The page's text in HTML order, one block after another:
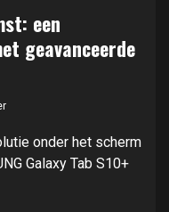
een
geavanceerde
onder het scherm
Galaxy Tab S10+